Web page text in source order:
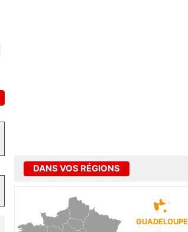
DANS VOS RÉGIONS
GUADELOUPE